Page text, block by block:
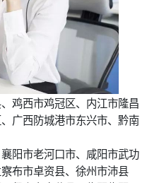
鸡西市鸡冠区、内江市隆昌
广西防城港市东兴市、黔南
阳市老河口市、咸阳市武功
布市卓资县、徐州市沛县